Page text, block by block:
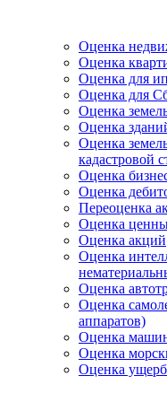
Оценка
Оценка
Оценка для
Оценка для
Оценка
Оценка
Оценка
кадастровой
Оценка
Оценка
Переоценка
Оценка
Оценка акций
Оценка
Оценка
Оценка
аппаратов)
Оценка
Оценка
Оценка